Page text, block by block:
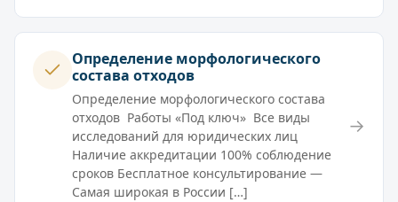
Определение морфологического
состава отходов
Определение морфологического состава
отходов Работы «Под ключ» Все виды
исследований для юридических лиц
Наличие аккредитации 100% соблюдение
сроков Бесплатное консультирование —
Самая широкая в России […]
→